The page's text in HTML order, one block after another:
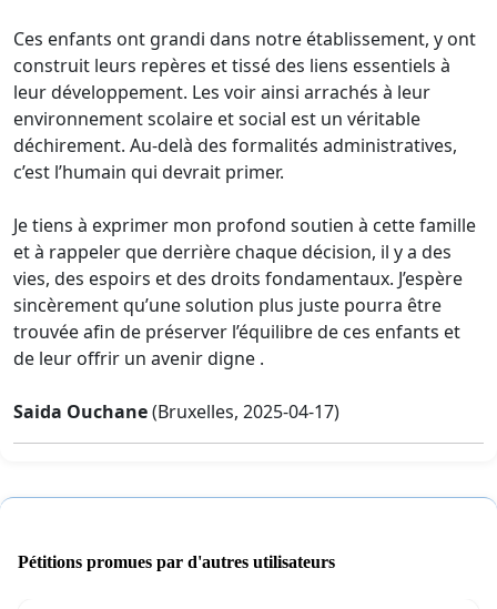
Ces enfants ont grandi dans notre établissement, y ont
construit leurs repères et tissé des liens essentiels à
leur développement. Les voir ainsi arrachés à leur
environnement scolaire et social est un véritable
déchirement. Au-delà des formalités administratives,
c’est l’humain qui devrait primer.
Je tiens à exprimer mon profond soutien à cette famille
et à rappeler que derrière chaque décision, il y a des
vies, des espoirs et des droits fondamentaux. J’espère
sincèrement qu’une solution plus juste pourra être
trouvée afin de préserver l’équilibre de ces enfants et
de leur offrir un avenir digne .
Saida Ouchane(Bruxelles, 2025-04-17)
Pétitions promues par d'autres utilisateurs